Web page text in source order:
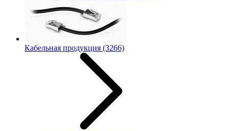
Кабельная продукция (3266)